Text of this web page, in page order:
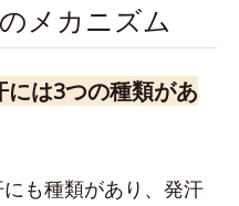
メカニズム
は3つの種類があ
も種類があり、発汗